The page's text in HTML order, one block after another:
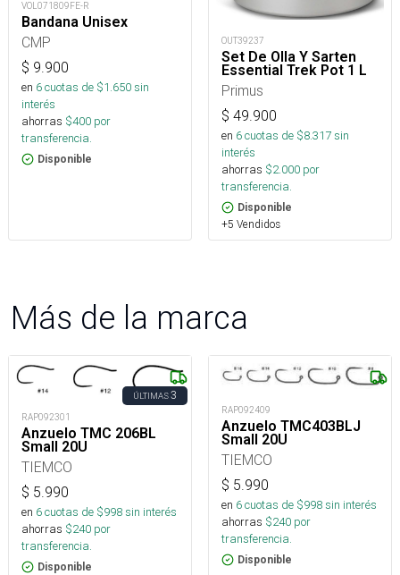
VOL071809FE-R
Bandana Unisex
CMP
$ 9.900
en 6cuotas de $1.650sin
interés
ahorras $400 por
transferencia.
Disponible
OUT39237
Set De Olla Y Sarten
Essential Trek Pot 1 L
Primus
$ 49.900
en 6cuotas de $8.317sin
interés
ahorras $2.000 por
transferencia.
Disponible
+5 Vendidos
Más de la marca
ÚLTIMAS3
RAP092301
Anzuelo TMC 206BL
Small 20U
TIEMCO
$ 5.990
en 6cuotas de $998sin interés
ahorras $240 por
transferencia.
Disponible
RAP092409
Anzuelo TMC403BLJ
Small 20U
TIEMCO
$ 5.990
en 6cuotas de $998sin interés
ahorras $240 por
transferencia.
Disponible